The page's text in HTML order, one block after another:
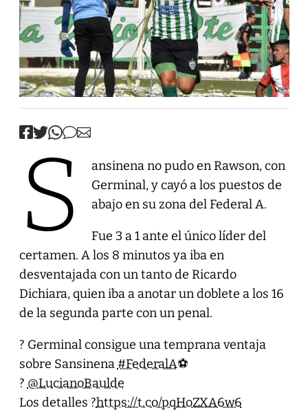
S
ansinena no pudo en Rawson, con
Germinal, y cayó a los puestos de
abajo en su zona del Federal A.
Fue 3 a 1 ante el único líder del
certamen. A los 8 minutos ya iba en
desventajada con un tanto de Ricardo
Dichiara, quien iba a anotar un doblete a los 16
de la segunda parte con un penal.
? Germinal consigue una temprana ventaja
sobre Sansinena #FederalA⚽️
? @LucianoBaulde
Los detalles ?https://t.co/pqHoZXA6w6